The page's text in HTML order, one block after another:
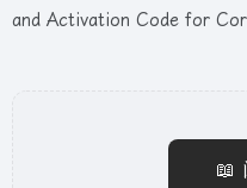
and Activation Code for
📖